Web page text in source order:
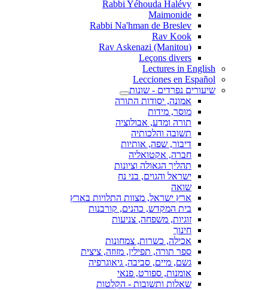
Rabbi Yéhouda Halévy
Maimonide
Rabbi Na'hman de Breslev
Rav Kook
(Rav Askenazi (Manitou
Leçons divers
Lectures in English
Lecciones en Español
שיעורים נפרדים - שונות
אמונה, יסודות התורה
מוסר, מידות
תורה ומדע, אבולוציה
תשובה והלכותיה
דיבור, שפה, אותיות
חברה, אקטואליה
תהליך הגאולה וציונות
ישראל והגוים, בני נח
שואה
ארץ ישראל, מצוות התלויות בארץ
בית המקדש, כהנים, קורבנות
זוגיות, משפחה, צניעות
חינוך
אכילה, כשרות, צמחונות
ספר תורה, תפילין, מזוזה, ציצית
גשם, מיים, סביבה, גיאוגרפיה
אומנות, ספורט, פנאי
שאלות ותשובות - הקלטות